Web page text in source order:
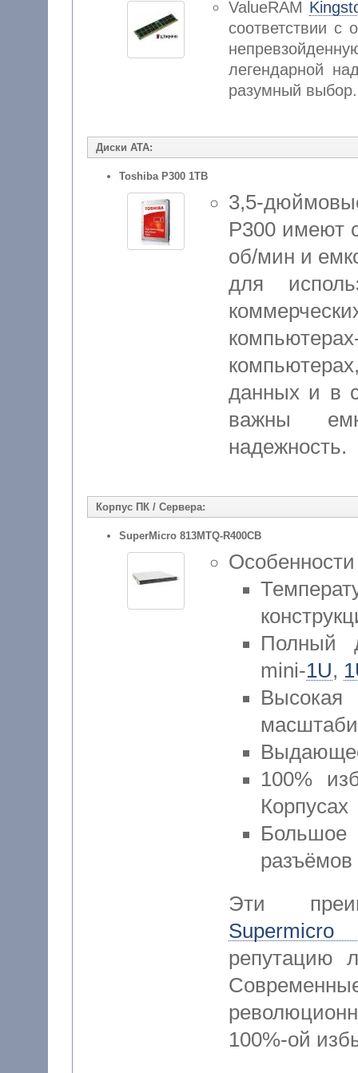
ValueRAM
соответствии с
легендарной
разумный выбор.
Диски ATA:
Toshiba P300 1TB
3,5-
P300 имеют
об/мин и
для
данных и в
важны
надежность.
Корпус ПК / Сервера:
SuperMicro 813MTQ-R400CB
Полный
mini-1U,
100%
Корпусах
разъёмов
Эти
репутацию
100%-ой